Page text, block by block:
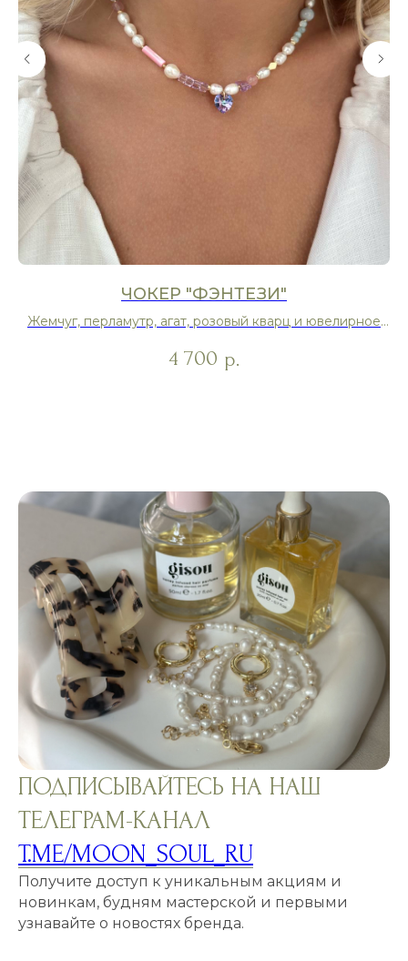
ЧОКЕР "ФЭНТЕЗИ"
Жемчуг, перламутр, агат, розовый кварц и ювелирное
4 700 р.
ПОДПИСЫВАЙТЕСЬ НА НАШ
ТЕЛЕГРАМ-КАНАЛ
T.ME/MOON_SOUL_RU
Получите доступ к уникальным акциям и
новинкам, будням мастерской и первыми
узнавайте о новостях бренда.